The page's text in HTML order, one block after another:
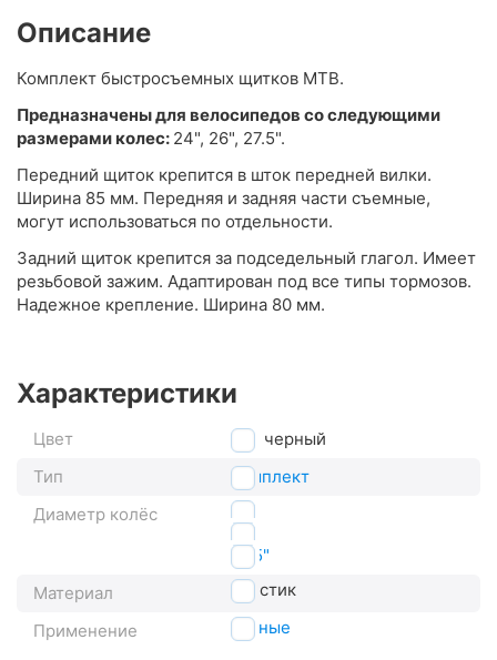
Описание
Комплект быстросъемных щитков MTB.
Предназначены для велосипедов со следующими
размерами колес: 24", 26", 27.5".
Передний щиток крепится в шток передней вилки.
Ширина 85 мм. Передняя и задняя части съемные,
могут использоваться по отдельности.
Задний щиток крепится за подседельный глагол. Имеет
резьбовой зажим. Адаптирован под все типы тормозов.
Надежное крепление. Ширина 80 мм.
Характеристики
Цвет
черный
Тип
комплект
Диаметр колёс
24"
26"
27.5"
Материал
пластик
Применение
горные